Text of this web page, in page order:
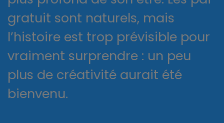
gratuit sont naturels, mais
l’histoire est trop prévisible pour
vraiment surprendre : un peu
plus de créativité aurait été
bienvenu.